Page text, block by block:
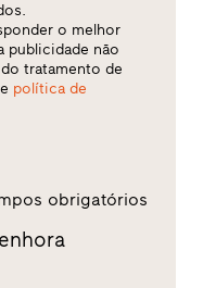
o melhor
publicidade não
tratamento de
política de
obrigatórios